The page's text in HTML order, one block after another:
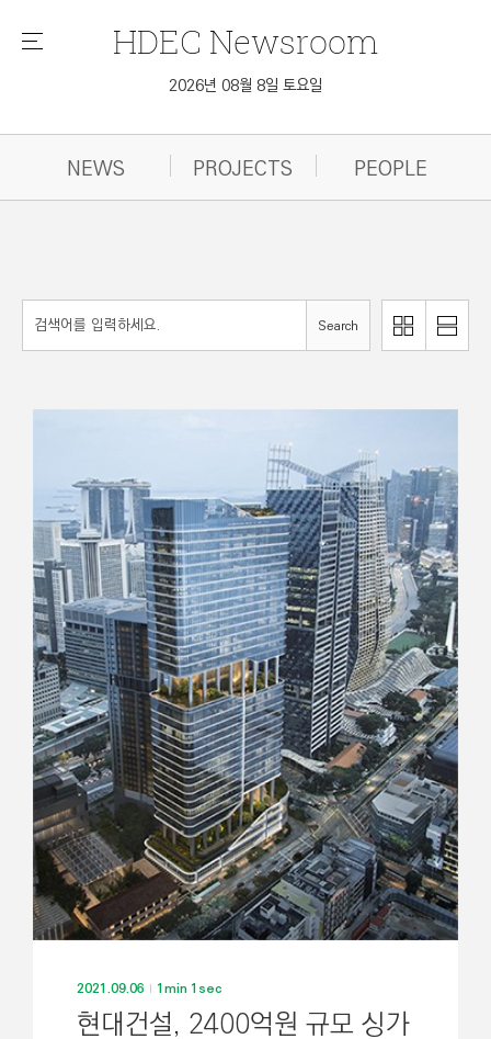
메
HDEC Newsroom
2026년 08월 8일 토요일
NEWS PROJECTS PEOPLE
Search
이
로
리
스
2021.09.06 1min 1sec
현대건설, 2400억원 규모 싱가